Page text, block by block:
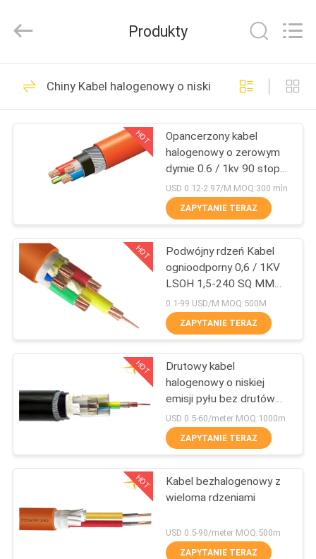
DOM
PRODUKTY
FILMY
VR
WYCIECZKA
FABRYCE
JAKOŚCI
SKONTAKTUJ
SIĘ
Cable
(Group)
All
Reserved.
Przewód zasilający
z izolacją XLPE
306
Opancerzony kabel
elektryczny
244
Kable izolowane
197
Produkty
Chiny Kabel halogenowy o niskiej emisji
HOT
Opancerzony kabel
halogenowy o zerowym
dymie 0.6 / 1kv 90 stopni
Temp
USD 0.12-2.97/M MOQ:300 mln
ZAPYTANIE TERAZ
HOT
Podwójny rdzeń Kabel
ognioodporny 0,6 / 1KV
LSOH 1,5-240 SQ MM
IEC 60332
0.1-99 USD/M MOQ:500M
ZAPYTANIE TERAZ
HOT
Drutowy kabel
halogenowy o niskiej
emisji pyłu bez drutów
stalowych
USD 0.5-60/meter MOQ:1000m
ZAPYTANIE TERAZ
HOT
Kabel bezhalogenowy z
wieloma rdzeniami
USD 0.5-90/meter MOQ:500m
ZAPYTANIE TERAZ